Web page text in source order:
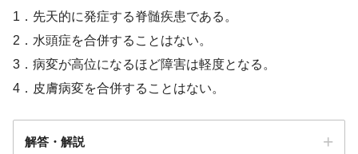
1．先天的に発症する脊髄疾患である。
2．水頭症を合併することはない。
3．病変が高位になるほど障害は軽度となる。
4．皮膚病変を合併することはない。
解答・解説